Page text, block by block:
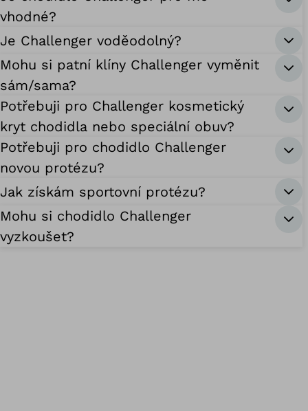
vhodné?
Je Challenger voděodolný?
Mohu si patní klíny Challenger vyměnit
sám/sama?
Potřebuji pro Challenger kosmetický
kryt chodidla nebo speciální obuv?
Potřebuji pro chodidlo Challenger
novou protézu?
Jak získám sportovní protézu?
Mohu si chodidlo Challenger
vyzkoušet?